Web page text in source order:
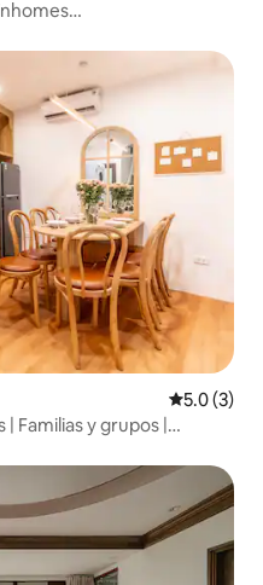
5.0 (3)
Familias y grupos |